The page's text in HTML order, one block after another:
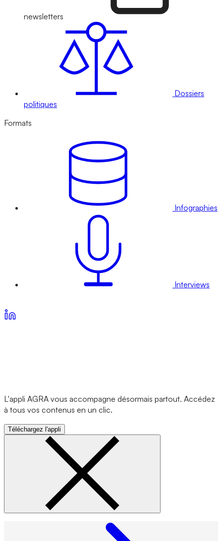
newsletters
Dossiers
politiques
Formats
Infographies
Interviews
L'appli AGRA vous accompagne désormais partout. Accédez
à tous vos contenus en un clic.
Téléchargez l'appli